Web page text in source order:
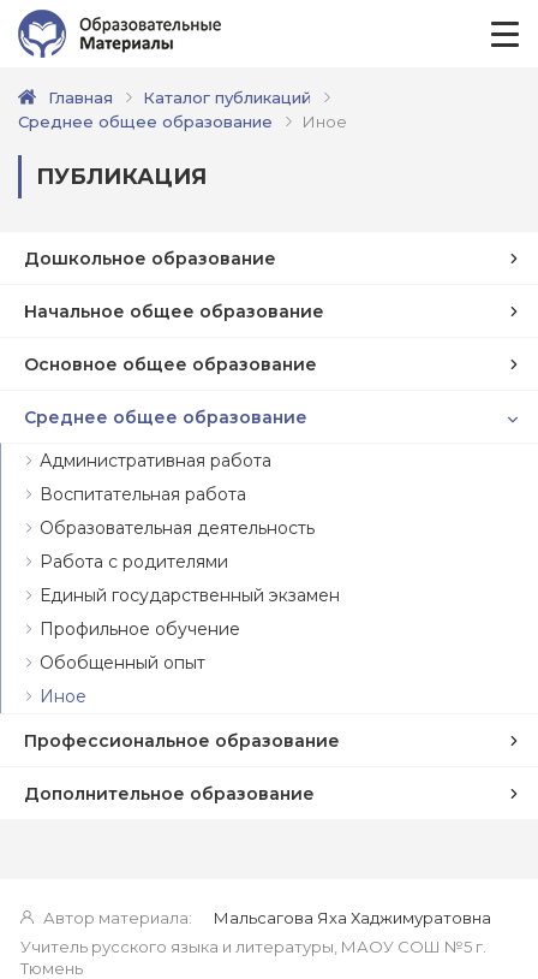
Главная
Каталог публикаций
Среднее общее образование
Иное
ПУБЛИКАЦИЯ
Дошкольное образование
Начальное общее образование
Основное общее образование
Среднее общее образование
Административная работа
Воспитательная работа
Образовательная деятельность
Работа с родителями
Единый государственный экзамен
Профильное обучение
Обобщенный опыт
Иное
Профессиональное образование
Дополнительное образование
Автор материала:
Мальсагова Яха Хаджимуратовна
Учитель русского языка и литературы, МАОУ СОШ №5 г.
Тюмень